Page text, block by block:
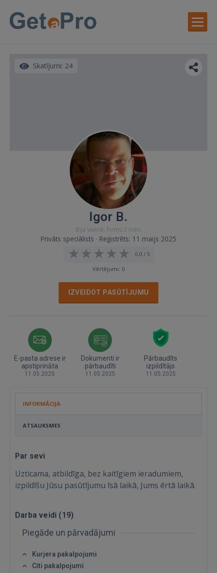
Skatījumi: 24
Igor B.
Bija vietnē: Pirms 3 mēn.
Privāts speciālists · Reģistrēts: 11 maijs 2025
0,0 / 5
Vērtējumi: 0
IZVEIDOT PASŪTĪJUMU
E-pasta adrese ir
apstiprināta
11.05.2025
Dokumenti ir
pārbaudīti
11.05.2025
Pārbaudīts
izpildītājs
11.05.2025
INFORMĀCIJA
ATSAUKSMES
Par sevi
Uzticama, atbildīga, bez kaitīgiem ieradumiem,
izpildīšu Jūsu pasūtījumu īsā laikā, Jums ērtā laikā.
Darba veidi (19)
Piegāde un pārvadājumi
Kurjera pakalpojumi
Citi pakalpojumi